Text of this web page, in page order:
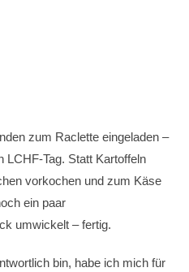
zum Raclette eingeladen –
LCHF-Tag. Statt Kartoffeln
vorkochen und zum Käse
ein paar
umwickelt – fertig.
bin, habe ich mich für